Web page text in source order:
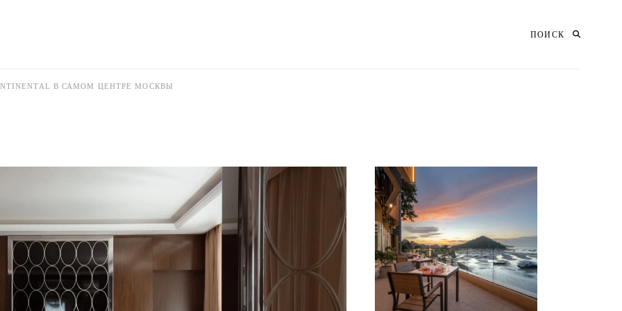
ПОИСК
В САМОМ ЦЕНТРЕ МОСКВЫ